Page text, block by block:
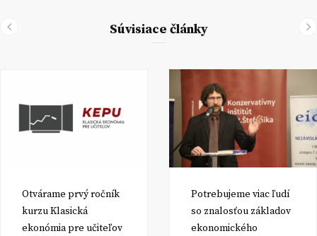
Súvisiace články
Otvárame prvý ročník
kurzu Klasická
ekonómia pre učiteľov
Potrebujeme viac ľudí
so znalosťou základov
ekonomického